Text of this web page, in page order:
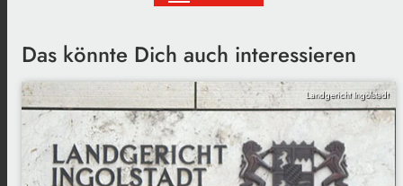
Das könnte Dich auch interessieren
Landgericht Ingolstadt